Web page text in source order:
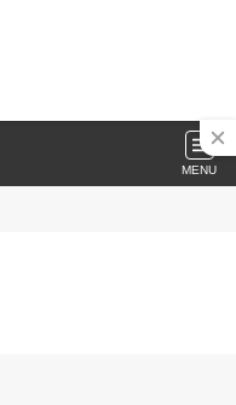
MENU